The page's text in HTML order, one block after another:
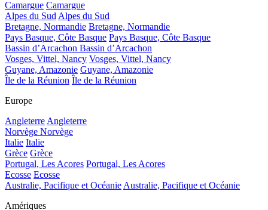
Camargue Camargue
Alpes du SudAlpes du Sud
Bretagne, Normandie Bretagne, Normandie
Pays Basque, Côte Basque Pays Basque, Côte Basque
Bassin d’Arcachon Bassin d’Arcachon
Vosges, Vittel, Nancy Vosges, Vittel, Nancy
Guyane, Amazonie Guyane, Amazonie
Île de la Réunion Île de la Réunion
Europe
AngleterreAngleterre
Norvège Norvège
Italie Italie
Grèce Grèce
Portugal, Les Acores Portugal, Les Acores
Ecosse Ecosse
Australie, Pacifique et OcéanieAustralie, Pacifique et Océanie
Amériques